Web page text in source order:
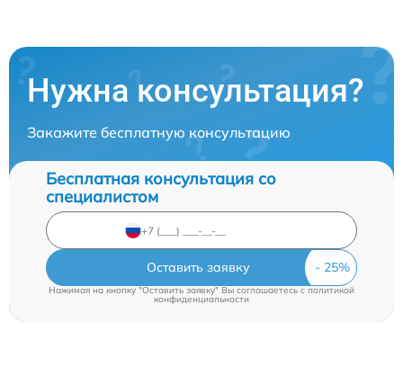
Нужна консультация?
Закажите бесплатную консультацию
Бесплатная консультация со
специалистом
Оставить заявку
Нажимая на кнопку "Оставить заявку" Вы соглашаетесь cполитикой
конфиденциальности